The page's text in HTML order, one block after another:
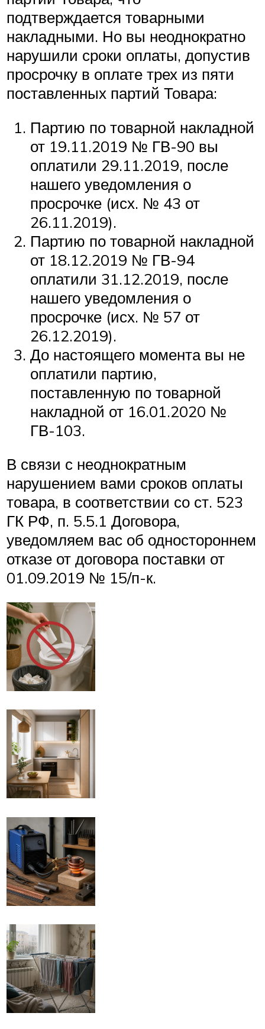
подтверждается товарными
накладными. Но вы неоднократно
нарушили сроки оплаты, допустив
просрочку в оплате трех из пяти
поставленных партий Товара:
Партию по товарной накладной
от 19.11.2019 № ГВ-90 вы
оплатили 29.11.2019, после
нашего уведомления о
просрочке (исх. № 43 от
26.11.2019).
Партию по товарной накладной
от 18.12.2019 № ГВ-94
оплатили 31.12.2019, после
нашего уведомления о
просрочке (исх. № 57 от
26.12.2019).
До настоящего момента вы не
оплатили партию,
поставленную по товарной
накладной от 16.01.2020 №
ГВ-103.
В связи с неоднократным
нарушением вами сроков оплаты
товара, в соответствии со ст. 523
ГК РФ, п. 5.5.1 Договора,
уведомляем вас об одностороннем
отказе от договора поставки от
01.09.2019 № 15/п-к.